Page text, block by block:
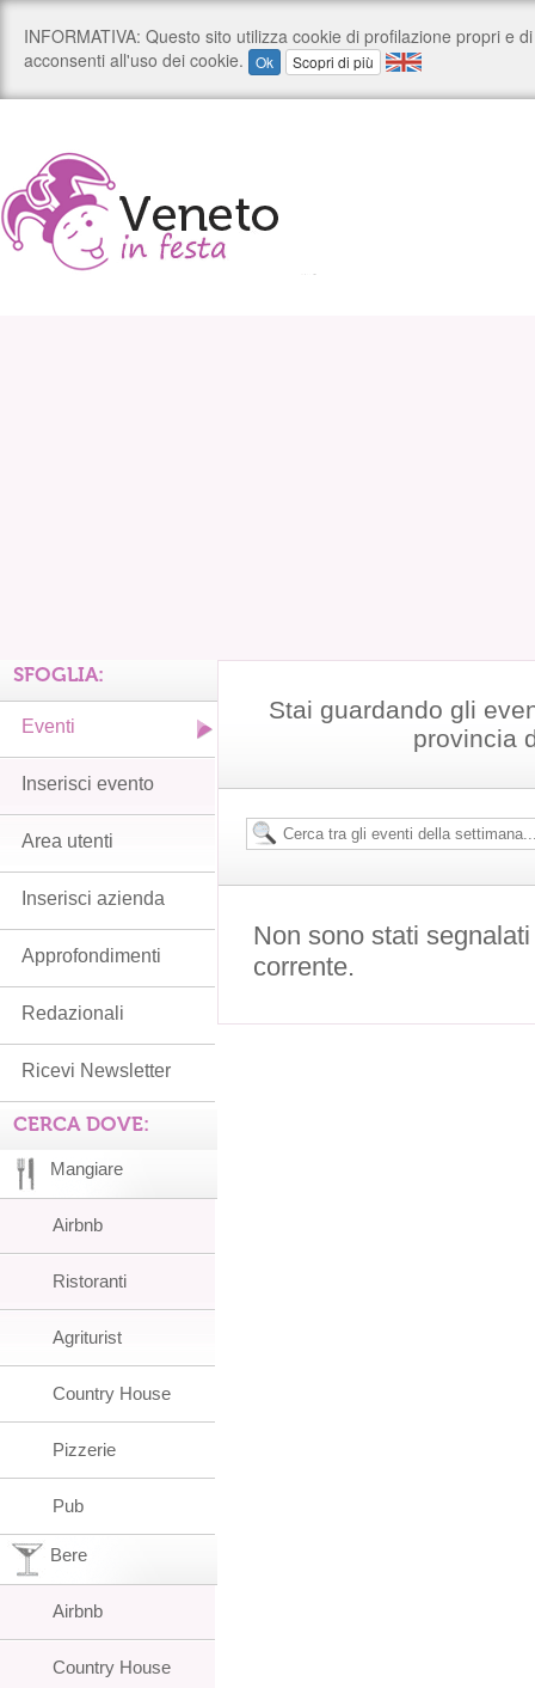
Stai guardando gli
provincia
Non sono stati
corrente.
SFOGLIA:
Eventi
Inserisci evento
Area utenti
Inserisci azienda
Approfondimenti
Redazionali
Ricevi Newsletter
CERCA DOVE:
Mangiare
Airbnb
Ristoranti
Agriturist
Country House
Pizzerie
Pub
Bere
Airbnb
Country House